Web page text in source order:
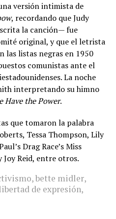
versión intimista de
, recordando que Judy
la canción— fue
original, y que el letrista
las listas negras en 1950
comunistas ante el
La noche
interpretando su himno
Have the Power.
que tomaron la palabra
Tessa Thompson, Lily
Drag Race’s Miss
Reid, entre otros.
,bette midler,
de expresión,